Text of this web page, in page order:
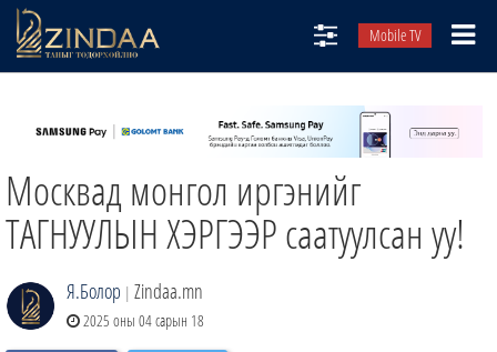
Mobile TV
ТВ8
ӨГЛӨӨНИЙ СОНИН
АУДИО ЗОХИОЛ
Москвад монгол иргэнийг
ТАГНУУЛЫН ХЭРГЭЭР саатуулсан уу!
Я.Болор | Zindaa.mn
2025 оны 04 сарын 18